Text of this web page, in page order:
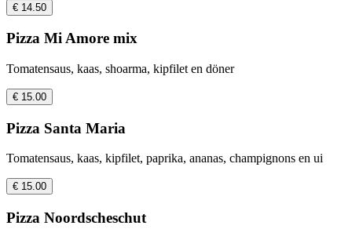
€ 14.50
Pizza Mi Amore mix
Tomatensaus, kaas, shoarma, kipfilet en döner
€ 15.00
Pizza Santa Maria
Tomatensaus, kaas, kipfilet, paprika, ananas, champignons en ui
€ 15.00
Pizza Noordscheschut